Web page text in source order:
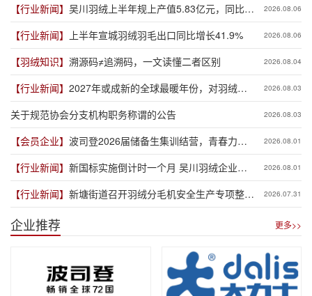
【行业新闻】 吴川羽绒上半年规上产值5.83亿元，同比增
长19.3%
2026.08.06
【行业新闻】 上半年宣城羽绒羽毛出口同比增长41.9% 2026.08.06
【羽绒知识】 溯源码≠追溯码，一文读懂二者区别 2026.08.04
【行业新闻】 2027年或成新的全球最暖年份，对羽绒产
业有何影响？
2026.08.03
关于规范协会分支机构职务称谓的公告 2026.08.03
【会员企业】 波司登2026届储备生集训结营，青春力量
赋能品牌新程
2026.08.01
【行业新闻】 新国标实施倒计时一个月 吴川羽绒企业集
体“抢跑”新规
2026.08.01
【行业新闻】 新塘街道召开羽绒分毛机安全生产专项整治
推进会
2026.07.31
企业推荐 更多>>